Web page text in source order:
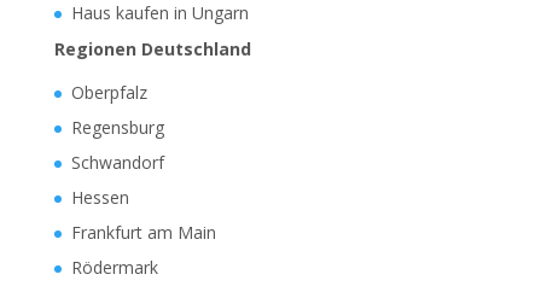
Haus kaufen in Ungarn
Regionen Deutschland
Oberpfalz
Regensburg
Schwandorf
Hessen
Frankfurt am Main
Rödermark